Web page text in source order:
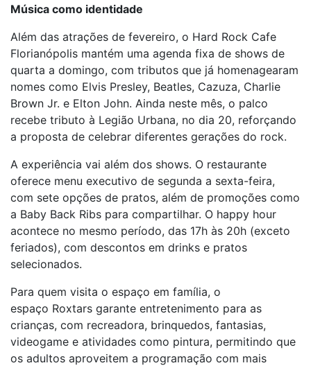
Música como identidade
Além das atrações de fevereiro, o Hard Rock Cafe
Florianópolis mantém uma agenda fixa de shows de
quarta a domingo, com tributos que já homenagearam
nomes como Elvis Presley, Beatles, Cazuza, Charlie
Brown Jr. e Elton John. Ainda neste mês, o palco
recebe tributo à Legião Urbana, no dia 20, reforçando
a proposta de celebrar diferentes gerações do rock.
A experiência vai além dos shows. O restaurante
oferece menu executivo de segunda a sexta-feira,
com sete opções de pratos, além de promoções como
a Baby Back Ribs para compartilhar. O happy hour
acontece no mesmo período, das 17h às 20h (exceto
feriados), com descontos em drinks e pratos
selecionados.
Para quem visita o espaço em família, o
espaço Roxtars garante entretenimento para as
crianças, com recreadora, brinquedos, fantasias,
videogame e atividades como pintura, permitindo que
os adultos aproveitem a programação com mais